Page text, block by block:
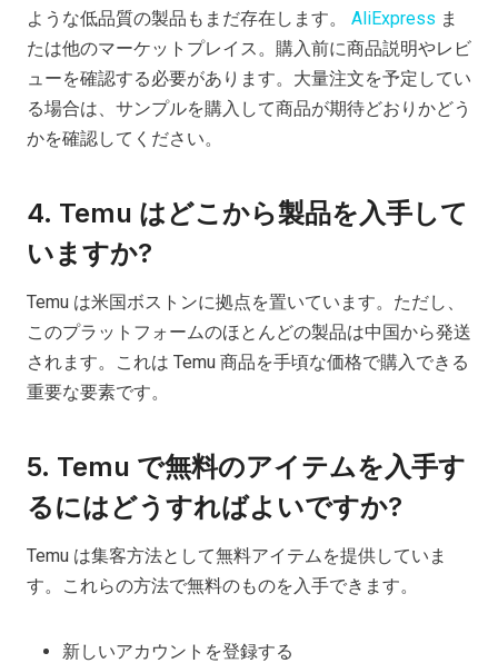
ような低品質の製品もまだ存在します。 AliExpress ま
たは他のマーケットプレイス。購入前に商品説明やレビ
ューを確認する必要があります。大量注文を予定してい
る場合は、サンプルを購入して商品が期待どおりかどう
かを確認してください。
4. Temu はどこから製品を入手して
いますか?
Temu は米国ボストンに拠点を置いています。ただし、
このプラットフォームのほとんどの製品は中国から発送
されます。これは Temu 商品を手頃な価格で購入できる
重要な要素です。
5. Temu で無料のアイテムを入手す
るにはどうすればよいですか?
Temu は集客方法として無料アイテムを提供していま
す。これらの方法で無料のものを入手できます。
新しいアカウントを登録する